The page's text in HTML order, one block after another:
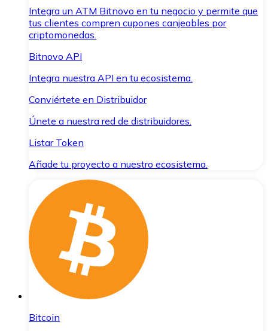
Integra un ATM Bitnovo en tu negocio y permite que
tus clientes compren cupones canjeables por
criptomonedas.
Bitnovo API
Integra nuestra API en tu ecosistema.
Conviértete en Distribuidor
Únete a nuestra red de distribuidores.
Listar Token
Añade tu proyecto a nuestro ecosistema.
Bitcoin